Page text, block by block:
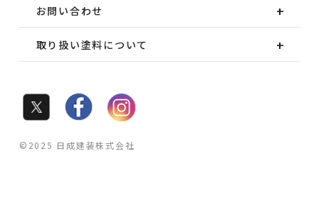
お問い合わせ
取り扱い塗料について
©2025 日成建装株式会社